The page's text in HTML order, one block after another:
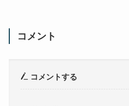
コメント
コメントする